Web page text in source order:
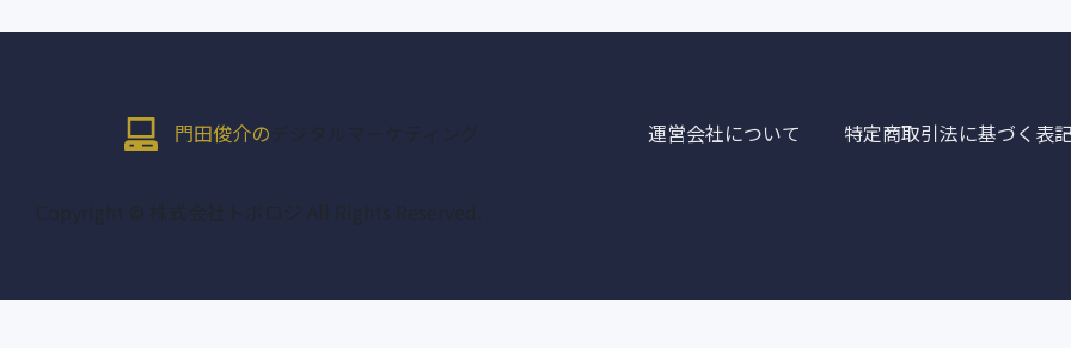
門田俊介の デジタルマーケティング 運営会社について 特定商取引法に基づく表
Copyright © 株式会社トポロジ All Rights Reserved.